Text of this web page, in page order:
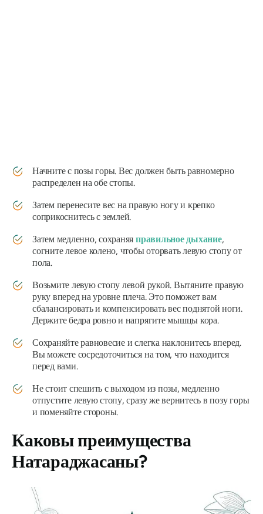
Начните с позы горы. Вес должен быть равномерно
распределен на обе стопы.
Затем перенесите вес на правую ногу и крепко
соприкоснитесь с землей.
Затем медленно, сохраняя правильное дыхание,
согните левое колено, чтобы оторвать левую стопу от
пола.
Возьмите левую стопу левой рукой. Вытяните правую
руку вперед на уровне плеча. Это поможет вам
сбалансировать и компенсировать вес поднятой ноги.
Держите бедра ровно и напрягите мышцы кора.
Сохраняйте равновесие и слегка наклонитесь вперед.
Вы можете сосредоточиться на том, что находится
перед вами.
Не стоит спешить с выходом из позы, медленно
отпустите левую стопу, сразу же вернитесь в позу горы
и поменяйте стороны.
Каковы преимущества
Натараджасаны?